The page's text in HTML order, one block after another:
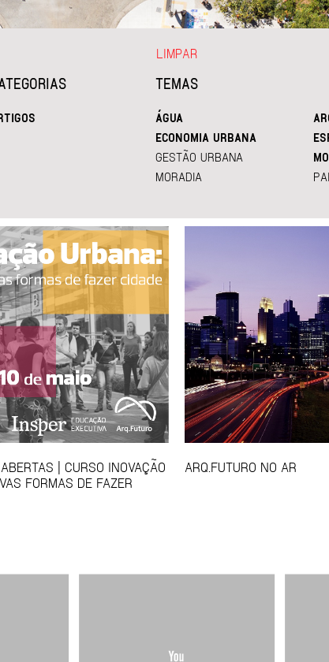
TEMAS
ÁGUA
ECONOMIA URBANA
GESTÃO URBANA
MORADIA
LIMPAR
| CURSO INOVAÇÃO
FORMAS DE FAZER
ARQ.FUTURO NO AR